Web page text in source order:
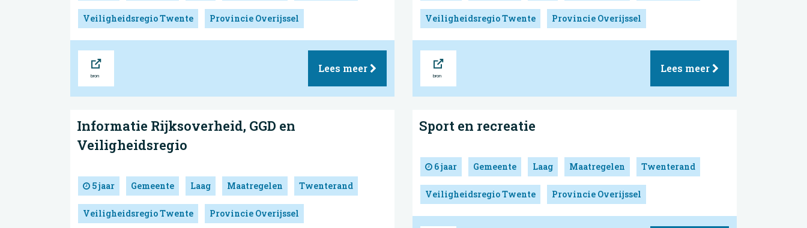
Veiligheidsregio Twente Provincie Overijssel
Lees meer
Veiligheidsregio Twente Provincie Overijssel
Lees meer
Informatie Rijksoverheid, GGD en
Veiligheidsregio
5 jaar Gemeente Laag Maatregelen Twenterand
Veiligheidsregio Twente Provincie Overijssel
Sport en recreatie
6 jaar Gemeente Laag Maatregelen Twenterand
Veiligheidsregio Twente Provincie Overijssel